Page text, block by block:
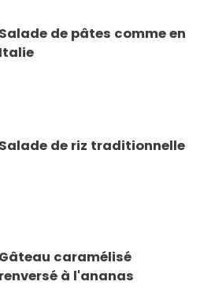
Salade de pâtes comme en
Italie
Salade de riz traditionnelle
Gâteau caramélisé
renversé à l'ananas